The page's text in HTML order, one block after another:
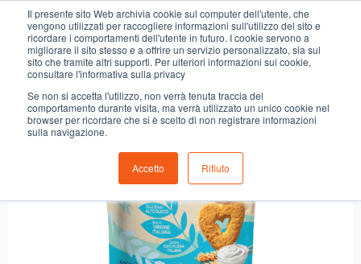
Il presente sito Web archivia cookie sul computer dell'utente, che
vengono utilizzati per raccogliere informazioni sull'utilizzo del sito e
ricordare i comportamenti dell'utente in futuro. I cookie servono a
migliorare il sito stesso e a offrire un servizio personalizzato, sia sul
sito che tramite altri supporti. Per ulteriori informazioni sui cookie,
consultare l'informativa sulla privacy
Se non si accetta l'utilizzo, non verrà tenuta traccia del
comportamento durante visita, ma verrà utilizzato un unico cookie nel
browser per ricordare che si è scelto di non registrare informazioni
sulla navigazione.
Accetto Rifiuto
BISC.FALCONE CUORI C/PANNA